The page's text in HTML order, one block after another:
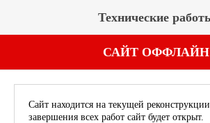
Технические
САЙТ ОФФЛАЙН
Сайт находится на текущей
завершения всех работ сайт будет открыт.